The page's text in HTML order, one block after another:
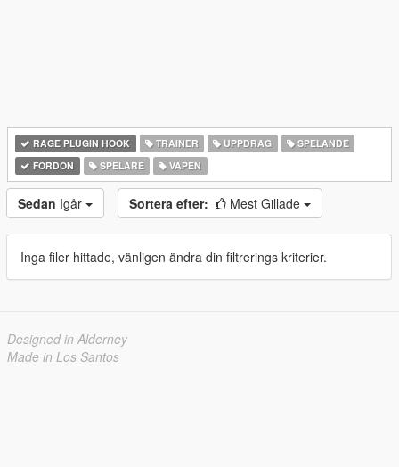
RAGE PLUGIN HOOK TRAINER UPPDRAG
SPELANDE
FORDON
SPELARE VAPEN
Sedan Igår Sortera efter: Mest Gillade
Inga filer hittade, vänligen ändra din filtrerings kriterier.
Designed in Alderney
Made in Los Santos